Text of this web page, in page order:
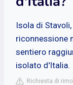
Isola di
riconnessione
sentiero
isolato d'Italia.
Richiesta di